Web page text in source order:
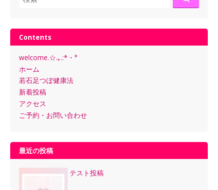
索:
Contents
welcome.☆.｡.:*・°
ホーム
若石足つぼ健康法
新着投稿
アクセス
ご予約・お問い合わせ
最近の投稿
テスト投稿